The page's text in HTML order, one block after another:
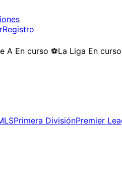
Registro
A En curso ⚽La Liga En curso
Primera DivisiónPremier